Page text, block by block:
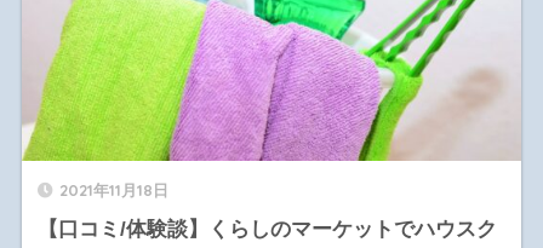
2021年11月18日
【口コミ/体験談】くらしのマーケットでハウスク